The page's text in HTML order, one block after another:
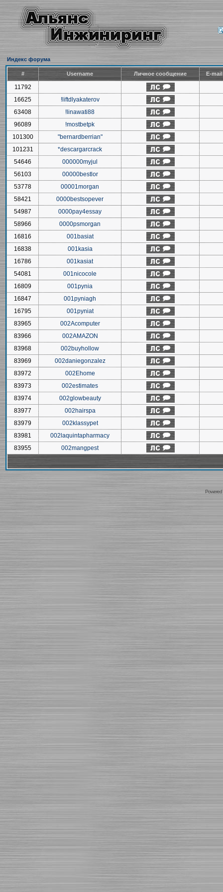
Индекс форума
# Username Личное сообщение E-
11792
16625
!liftdlyakaterov
63408
!linawati88
96089
!mostbetpk
101300
"bernardberrian"
101231
*descargarcrack
54646
000000myjul
56103
00000bestlor
53778
00001morgan
58421
0000bestsopever
54987
0000pay4essay
58966
0000psmorgan
16816
001basiat
16838
001kasia
16786
001kasiat
54081
001nicocole
16809
001pynia
16847
001pyniagh
16795
001pyniat
83965
002Acomputer
83966
002AMAZON
83968
002buyhollow
83969
002daniegonzalez
83972
002Ehome
83973
002estimates
83974
002glowbeauty
83977
002hairspa
83979
002klassypet
83981
002laquintapharmacy
83955
002mangpest